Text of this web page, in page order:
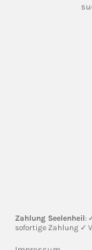
Zahlung Seelenheil:
sofortige Zahlung ✓